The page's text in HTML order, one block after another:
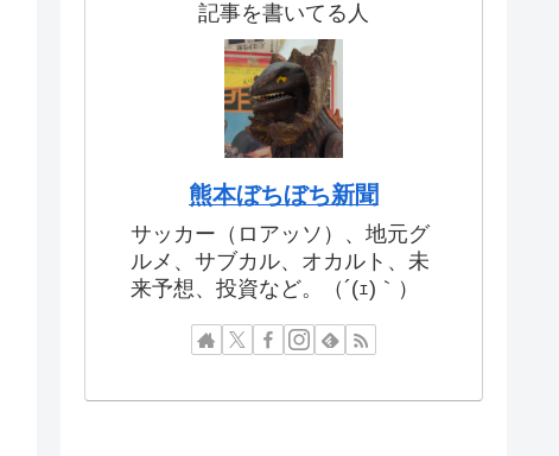
記事を書いてる人
熊本ぼちぼち新聞
サッカー（ロアッソ）、地元グ
ルメ、サブカル、オカルト、未
来予想、投資など。（´(ｪ)｀）